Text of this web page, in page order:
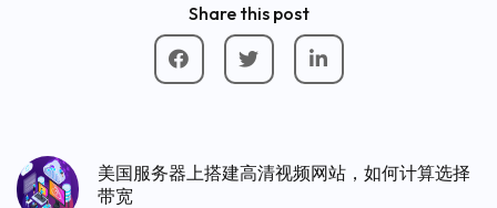
Share this post
美国服务器上搭建高清视频网站，如何计算选择
带宽